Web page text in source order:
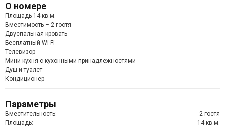
О номере
Площадь 14 кв.м.
Вместимость – 2 гостя
Двуспальная кровать
Бесплатный Wi-Fi
Телевизор
Мини-кухня с кухонными принадлежностями
Душ и туалет
Кондиционер
Параметры
Вместительность:
2 гостя
Площадь:
14 кв.м.